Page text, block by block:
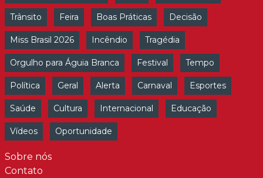
Trânsito Feira Boas Práticas Decisão
Miss Brasil 2026 Incêndio Tragédia
Orgulho para Águia Branca Festival Tempo
Política Geral Alerta Carnaval Esportes
Saúde Cultura Internacional Educação
Vídeos Oportunidade
Sobre nós
Contato